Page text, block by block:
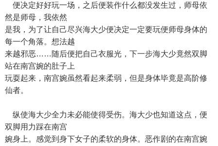
便决定好好玩一场，之后便装作什么都没发生过，师母依
然是师母，我依然
是我，为了让自己尽兴海大少便决定一定要玩便师母身体的
每一个角落。想法越
来越邪恶……随后便把自己衣服光，下一步海大少竟然双脚
站在南宫婉的肚子上
玩耍起来，南宫婉虽然看起来柔弱，但是身体毕竟是高阶修
仙者。
纵使海大少全力未必能使得受伤。海大少也知道这点，便
双脚用力踩在南宫
婉身上。感觉到身下女子的柔软的身体。恶作剧的在南宫婉